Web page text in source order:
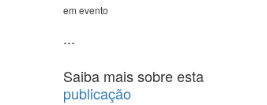
em evento
...
Saiba mais sobre esta
publicação